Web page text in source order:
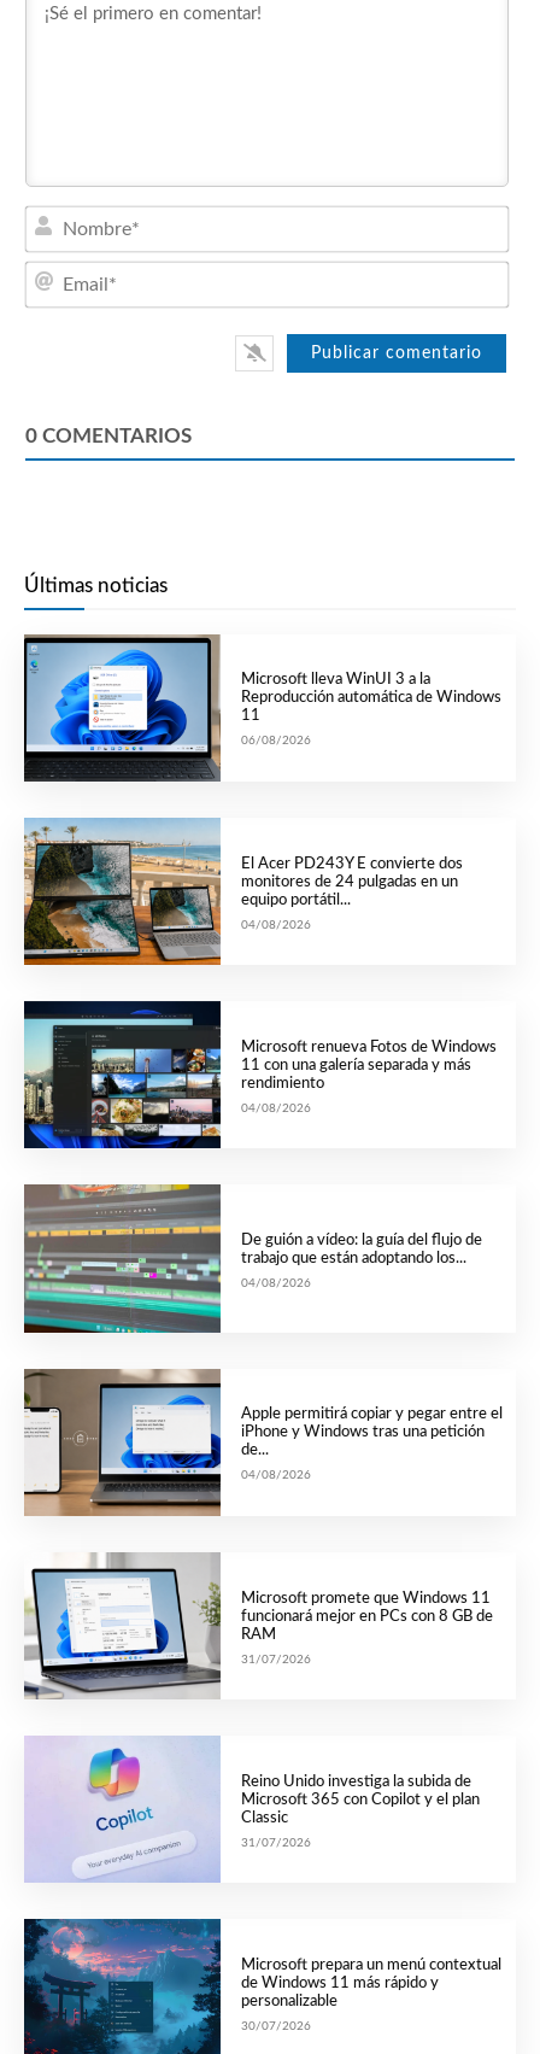
0 COMENTARIOS
Últimas noticias
Microsoft lleva WinUI 3 a la
Reproducción automática de Windows
11
06/08/2026
El Acer PD243Y E convierte dos
monitores de 24 pulgadas en un
equipo portátil...
04/08/2026
Microsoft renueva Fotos de Windows
11 con una galería separada y más
rendimiento
04/08/2026
De guión a vídeo: la guía del flujo de
trabajo que están adoptando los...
04/08/2026
Apple permitirá copiar y pegar entre el
iPhone y Windows tras una petición
de...
04/08/2026
Microsoft promete que Windows 11
funcionará mejor en PCs con 8 GB de
RAM
31/07/2026
Reino Unido investiga la subida de
Microsoft 365 con Copilot y el plan
Classic
31/07/2026
Microsoft prepara un menú contextual
de Windows 11 más rápido y
personalizable
30/07/2026